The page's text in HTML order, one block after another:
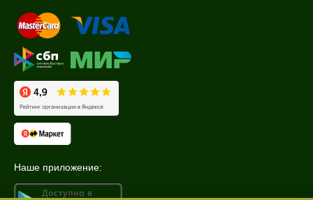
Витамин E
Каолин
Показать еще
Процедура
Пилинг
Наше приложение: